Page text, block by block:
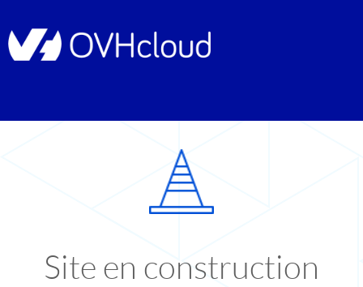
Site en construction